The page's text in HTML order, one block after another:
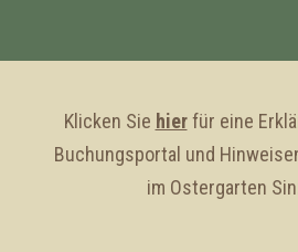
Klicken Sie hier für eine
Buchungsportal und
im Ostergarten